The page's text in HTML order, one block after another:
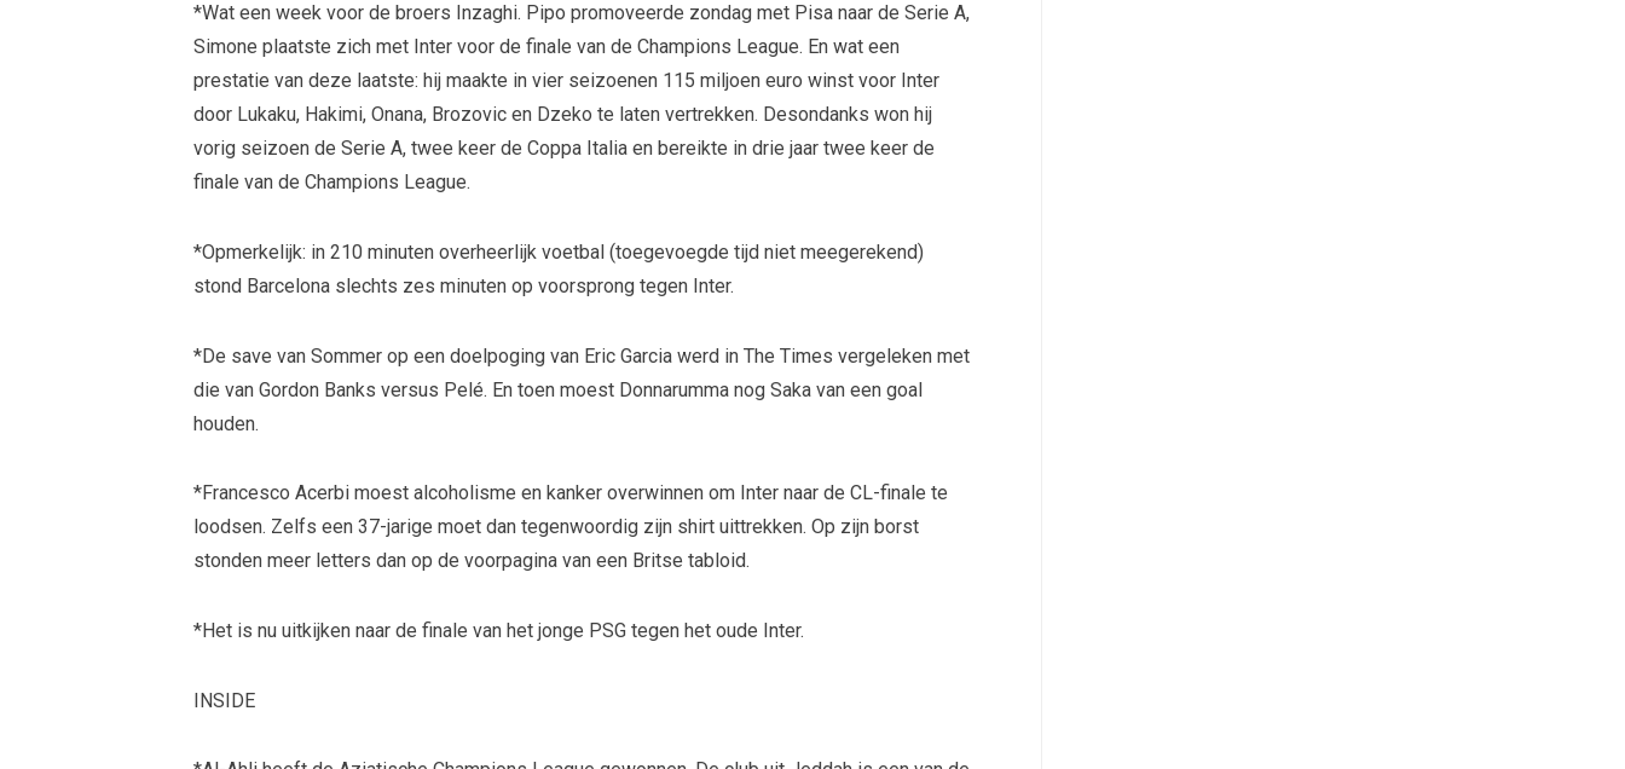
*Wat een week voor de broers Inzaghi. Pipo promoveerde zondag met Pisa naar de Serie A,
Simone plaatste zich met Inter voor de finale van de Champions League. En wat een
prestatie van deze laatste: hij maakte in vier seizoenen 115 miljoen euro winst voor Inter
door Lukaku, Hakimi, Onana, Brozovic en Dzeko te laten vertrekken. Desondanks won hij
vorig seizoen de Serie A, twee keer de Coppa Italia en bereikte in drie jaar twee keer de
finale van de Champions League.
*Opmerkelijk: in 210 minuten overheerlijk voetbal (toegevoegde tijd niet meegerekend)
stond Barcelona slechts zes minuten op voorsprong tegen Inter.
*De save van Sommer op een doelpoging van Eric Garcia werd in The Times vergeleken met
die van Gordon Banks versus Pelé. En toen moest Donnarumma nog Saka van een goal
houden.
*Francesco Acerbi moest alcoholisme en kanker overwinnen om Inter naar de CL-finale te
loodsen. Zelfs een 37-jarige moet dan tegenwoordig zijn shirt uittrekken. Op zijn borst
stonden meer letters dan op de voorpagina van een Britse tabloid.
*Het is nu uitkijken naar de finale van het jonge PSG tegen het oude Inter.
INSIDE